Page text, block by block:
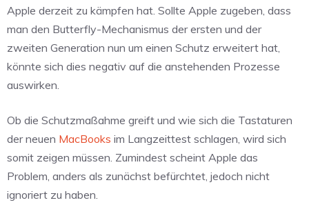
Apple derzeit zu kämpfen hat. Sollte Apple zugeben, dass
man den Butterfly-Mechanismus der ersten und der
zweiten Generation nun um einen Schutz erweitert hat,
könnte sich dies negativ auf die anstehenden Prozesse
auswirken.
Ob die Schutzmaßahme greift und wie sich die Tastaturen
der neuen MacBooks im Langzeittest schlagen, wird sich
somit zeigen müssen. Zumindest scheint Apple das
Problem, anders als zunächst befürchtet, jedoch nicht
ignoriert zu haben.